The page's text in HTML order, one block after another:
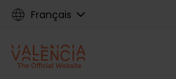
Skip
content
Français